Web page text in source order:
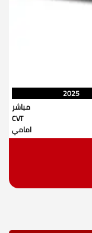
2025
مباشر
CVT
امامي